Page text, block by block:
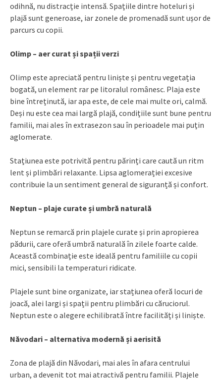
odihnă, nu distracție intensă. Spațiile dintre hoteluri și
plajă sunt generoase, iar zonele de promenadă sunt ușor de
parcurs cu copii.
Olimp – aer curat și spații verzi
Olimp este apreciată pentru liniște și pentru vegetația
bogată, un element rar pe litoralul românesc. Plaja este
bine întreținută, iar apa este, de cele mai multe ori, calmă.
Deși nu este cea mai largă plajă, condițiile sunt bune pentru
familii, mai ales în extrasezon sau în perioadele mai puțin
aglomerate.
Stațiunea este potrivită pentru părinți care caută un ritm
lent și plimbări relaxante. Lipsa aglomerației excesive
contribuie la un sentiment general de siguranță și confort.
Neptun – plaje curate și umbră naturală
Neptun se remarcă prin plajele curate și prin apropierea
pădurii, care oferă umbră naturală în zilele foarte calde.
Această combinație este ideală pentru familiile cu copii
mici, sensibili la temperaturi ridicate.
Plajele sunt bine organizate, iar stațiunea oferă locuri de
joacă, alei largi și spații pentru plimbări cu căruciorul.
Neptun este o alegere echilibrată între facilități și liniște.
Năvodari – alternativa modernă și aerisită
Zona de plajă din Năvodari, mai ales în afara centrului
urban, a devenit tot mai atractivă pentru familii. Plajele